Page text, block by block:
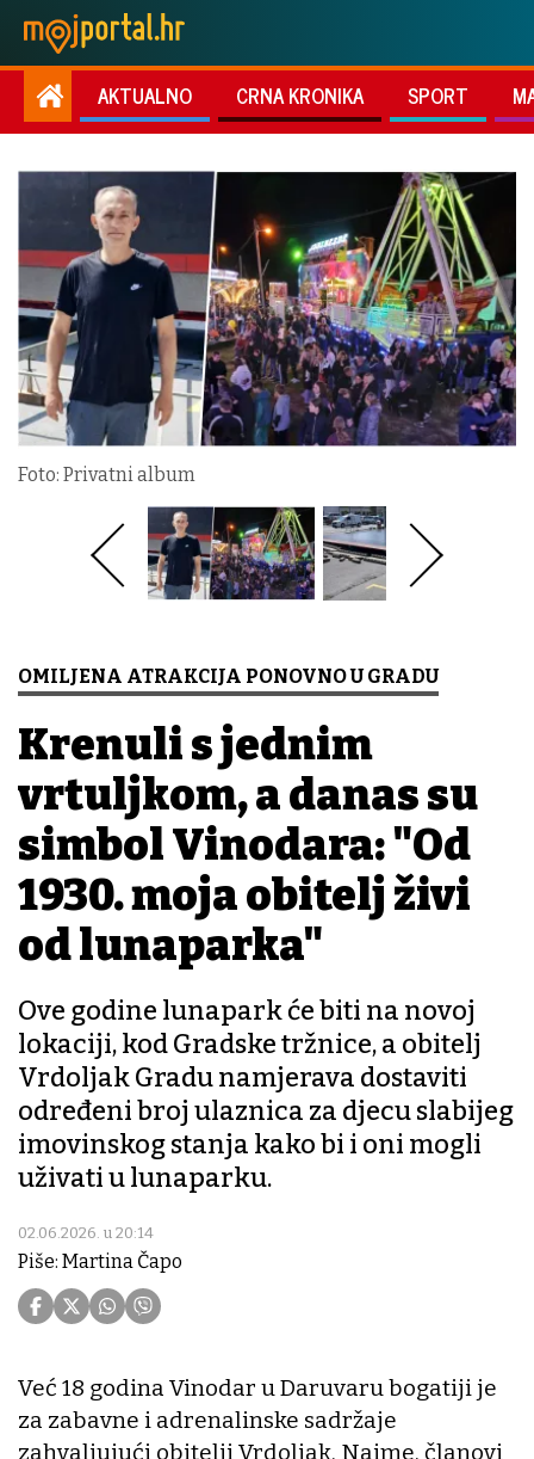
AKTUALNO CRNA KRONIKA SPORT
Foto: Privatni album
OMILJENA ATRAKCIJA PONOVNO U GRADU
Krenuli s jednim
vrtuljkom, a danas su
simbol Vinodara: "Od
1930. moja obitelj živi
od lunaparka"
Ove godine lunapark će biti na novoj
lokaciji, kod Gradske tržnice, a obitelj
Vrdoljak Gradu namjerava dostaviti
određeni broj ulaznica za djecu slabijeg
imovinskog stanja kako bi i oni mogli
uživati u lunaparku.
02.06.2026. u 20:14
Piše: Martina Čapo
Već 18 godina Vinodar u Daruvaru bogatiji je
za zabavne i adrenalinske sadržaje
zahvaljujući obitelji Vrdoljak. Naime, članovi